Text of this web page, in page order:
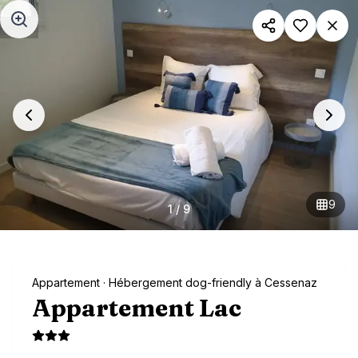
Aller au contenu principal
1/ 9 9
Appartement · Hébergement dog-friendly à Cessenaz
Appartement Lac